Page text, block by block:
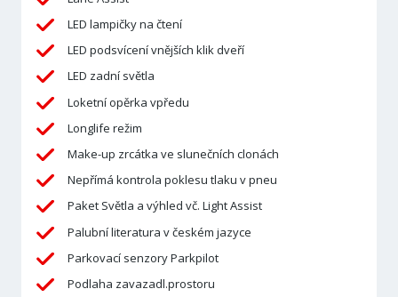
LED lampičky na čtení
LED podsvícení vnějších klik dveří
LED zadní světla
Loketní opěrka vpředu
Longlife režim
Make-up zrcátka ve slunečních clonách
Nepřímá kontrola poklesu tlaku v pneu
Paket Světla a výhled vč. Light Assist
Palubní literatura v českém jazyce
Parkovací senzory Parkpilot
Podlaha zavazadl.prostoru